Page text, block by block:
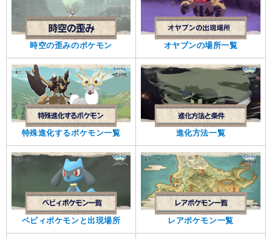
時空の歪みのポケモン オヤブンの場所一覧
特殊進化するポケモン一覧 進化方法一覧
ベビィポケモンと出現場所 レアポケモン一覧